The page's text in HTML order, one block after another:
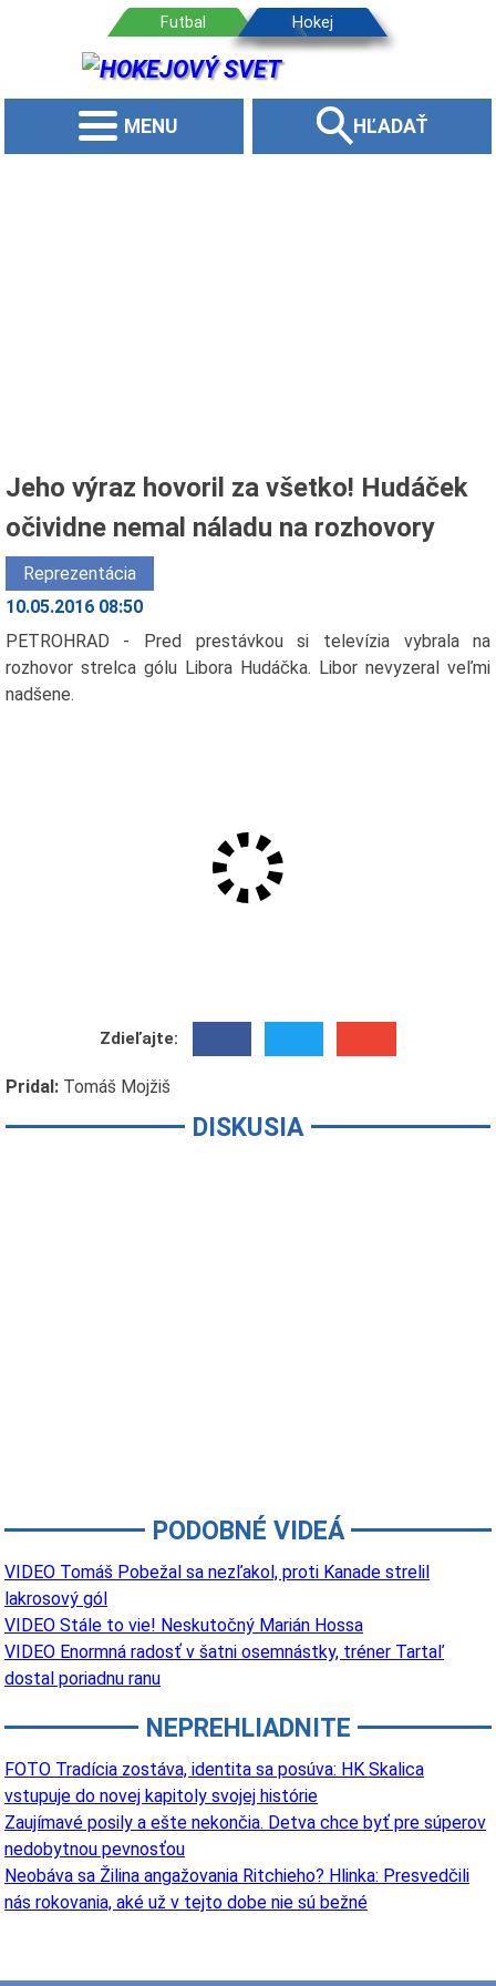
MENU HĽADAŤ
Jeho výraz hovoril za všetko! Hudáček
očividne nemal náladu na rozhovory
Reprezentácia
10.05.2016 08:50
PETROHRAD - Pred prestávkou si televízia vybrala na
rozhovor strelca gólu Libora Hudáčka. Libor nevyzeral veľmi
nadšene.
Zdieľajte:
Pridal: Tomáš Mojžiš
DISKUSIA
PODOBNÉ VIDEÁ
VIDEO Tomáš Pobežal sa nezľakol, proti Kanade strelil
lakrosový gól
VIDEO Stále to vie! Neskutočný Marián Hossa
VIDEO Enormná radosť v šatni osemnástky, tréner Tartaľ
dostal poriadnu ranu
NEPREHLIADNITE
FOTO Tradícia zostáva, identita sa posúva: HK Skalica
vstupuje do novej kapitoly svojej histórie
Zaujímavé posily a ešte nekončia. Detva chce byť pre súperov
nedobytnou pevnosťou
Neobáva sa Žilina angažovania Ritchieho? Hlinka: Presvedčili
nás rokovania, aké už v tejto dobe nie sú bežné